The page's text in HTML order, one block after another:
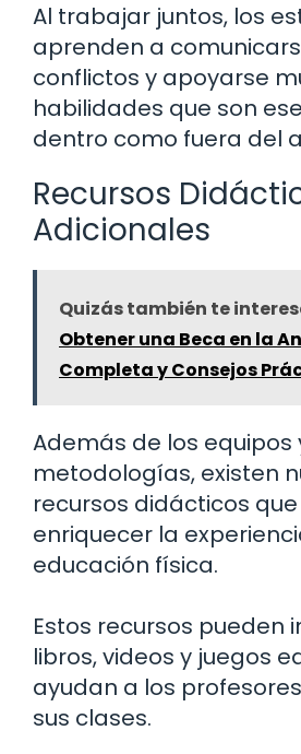
Al trabajar juntos, los
aprenden a
conflictos y apoyarse
habilidades que son
dentro como fuera del
Recursos
Adicionales
Quizás también te
Obtener una Beca en la
Completa y Consejos
Además de los equipos
metodologías, existen
recursos didácticos
enriquecer la
educación física.
Estos recursos pueden
libros, videos y juegos
ayudan a los
sus clases.